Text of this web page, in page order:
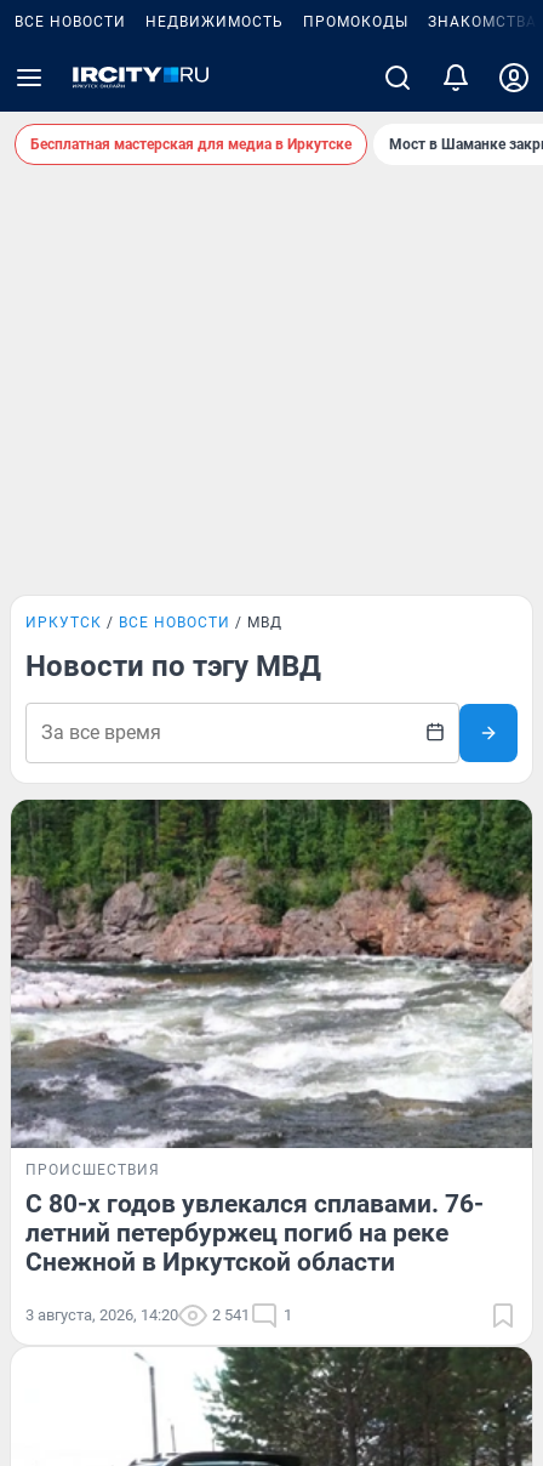
ВСЕ НОВОСТИ НЕДВИЖИМОСТЬ ПРОМОКОДЫ ЗНАКОМСТВА
Бесплатная мастерская для медиа в Иркутске Мост в Шаманке
ИРКУТСК ВСЕ НОВОСТИ МВД
Новости по тэгу МВД
ПРОИСШЕСТВИЯ
С 80-х годов увлекался сплавами. 76-
летний петербуржец погиб на реке
Снежной в Иркутской области
3 августа, 2026, 14:20 2 541 1